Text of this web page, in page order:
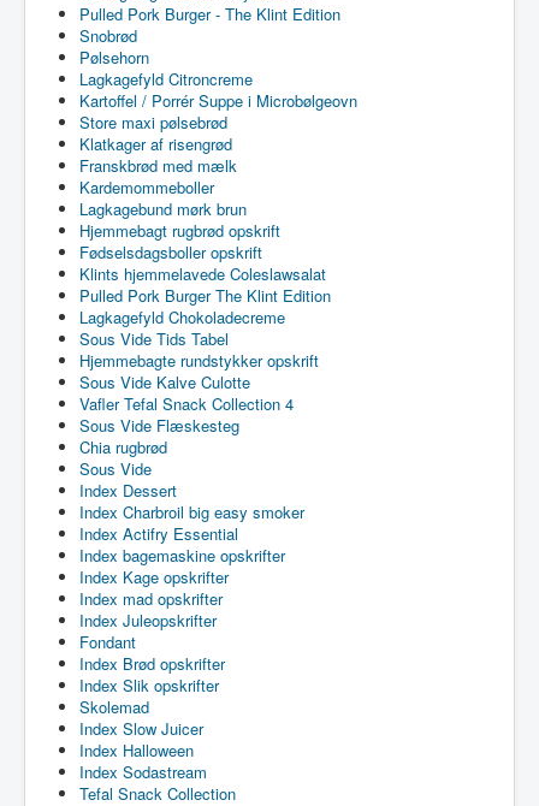
Pulled Pork Burger - The Klint Edition
Snobrød
Pølsehorn
Lagkagefyld Citroncreme
Kartoffel / Porrér Suppe i Microbølgeovn
Store maxi pølsebrød
Klatkager af risengrød
Franskbrød med mælk
Kardemommeboller
Lagkagebund mørk brun
Hjemmebagt rugbrød opskrift
Fødselsdagsboller opskrift
Klints hjemmelavede Coleslawsalat
Pulled Pork Burger The Klint Edition
Lagkagefyld Chokoladecreme
Sous Vide Tids Tabel
Hjemmebagte rundstykker opskrift
Sous Vide Kalve Culotte
Vafler Tefal Snack Collection 4
Sous Vide Flæskesteg
Chia rugbrød
Sous Vide
Index Dessert
Index Charbroil big easy smoker
Index Actifry Essential
Index bagemaskine opskrifter
Index Kage opskrifter
Index mad opskrifter
Index Juleopskrifter
Fondant
Index Brød opskrifter
Index Slik opskrifter
Skolemad
Index Slow Juicer
Index Halloween
Index Sodastream
Tefal Snack Collection